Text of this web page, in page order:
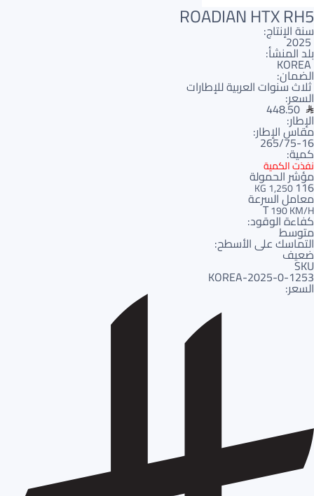
ROADIAN HTX RH5
سنة الإنتاج:
2025
بلد المنشأ:
KOREA
الضمان:
ثلاث سنوات العربية للإطارات
السعر:
448.50
الإطار:
مقاس الإطار:
265/75-16
كمية:
نفذت الكمية
مؤشر الحمولة
116
1,250 KG
معامل السرعة
T190 KM/H
كفاءة الوقود:
متوسط
التماسك على الأسطح:
ضعيف
SKU
1253-KOREA-2025-0
السعر: